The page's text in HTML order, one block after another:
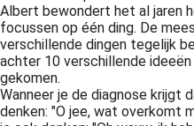
Albert bewondert het al jaren
focussen op één ding. De
verschillende dingen tegelijk
achter 10 verschillende ideeën
gekomen.
Wanneer je de diagnose krijgt
denken: "O jee, wat overkomt